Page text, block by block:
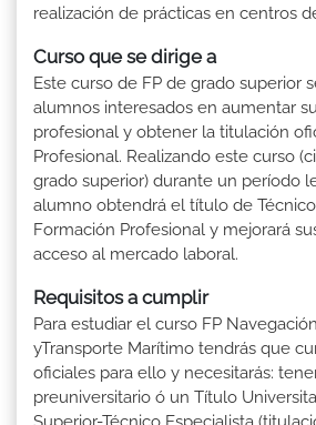
realización de prácticas en centros
Curso que se dirige a
Este curso de FP de grado superior
alumnos interesados en aumentar
profesional y obtener la titulación
Profesional. Realizando este curso
grado superior) durante un período
alumno obtendrá el título de
Formación Profesional y mejorará
acceso al mercado laboral.
Requisitos a cumplir
Para estudiar el curso FP
yTransporte Marítimo tendrás que
oficiales para ello y necesitarás:
preuniversitario ó un Título